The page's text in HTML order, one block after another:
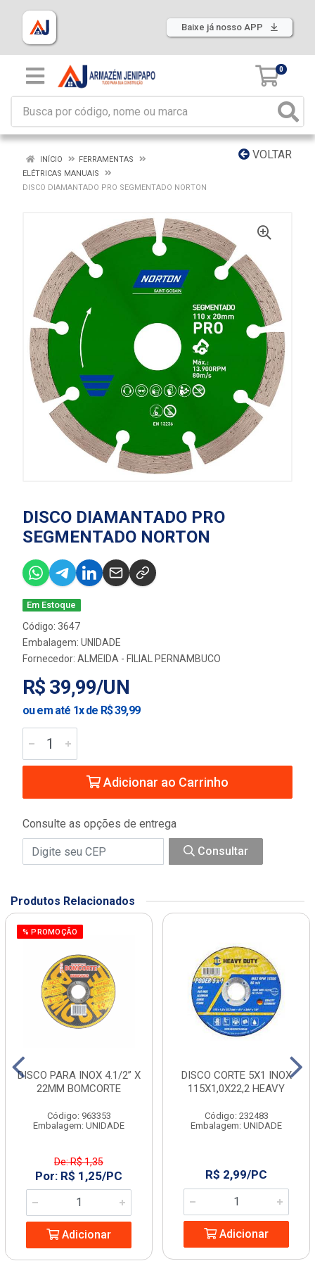
Baixe já nosso APP
0
VOLTAR
INÍCIO
FERRAMENTAS
ELÉTRICAS MANUAIS
DISCO DIAMANTADO PRO SEGMENTADO NORTON
DISCO DIAMANTADO PRO
SEGMENTADO NORTON
Em Estoque
Código: 3647
Embalagem: UNIDADE
Fornecedor: ALMEIDA - FILIAL PERNAMBUCO
R$ 39,99/UN
ou em até 1x de R$ 39,99
Adicionar ao Carrinho
Consulte as opções de entrega
Consultar
Produtos Relacionados
% PROMOÇÃO
DISCO PARA INOX 4.1/2” X
22MM BOMCORTE
Código: 963353
Embalagem: UNIDADE
De: R$ 1,35
Por: R$ 1,25/PC
Adicionar
DISCO CORTE 5X1 INOX
115X1,0X22,2 HEAVY
Código: 232483
Embalagem: UNIDADE
R$ 2,99/PC
Adicionar